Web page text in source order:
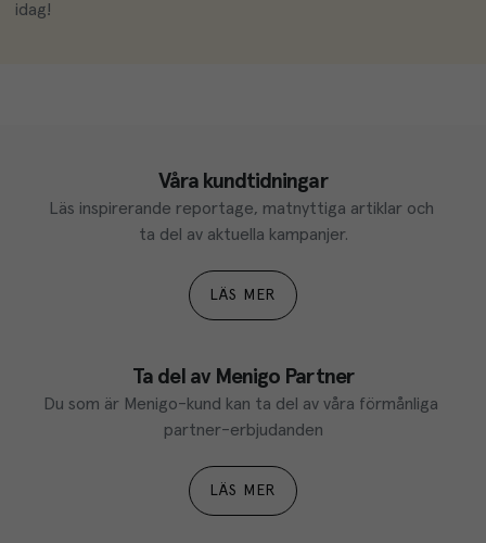
idag!
Våra kundtidningar
Läs inspirerande reportage, matnyttiga artiklar och
ta del av aktuella kampanjer.
LÄS MER
Ta del av Menigo Partner
Du som är Menigo-kund kan ta del av våra förmånliga
partner-erbjudanden
LÄS MER